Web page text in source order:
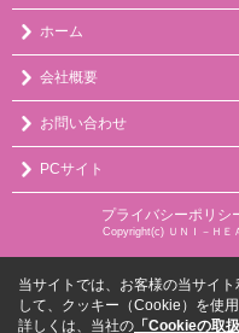
ホーム
会社概要
お問い合わせ
PCサイト
プライバシーポリシ
Copyright(c) ＵＮＩ－ＨＥ
当サイトでは、お客様の当サイ
して、クッキー（Cookie）を使用
詳しくは、当社の 「Cookieの取